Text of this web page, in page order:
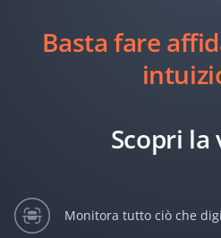
Basta fare
Scopri la
Monitora tutto ciò che